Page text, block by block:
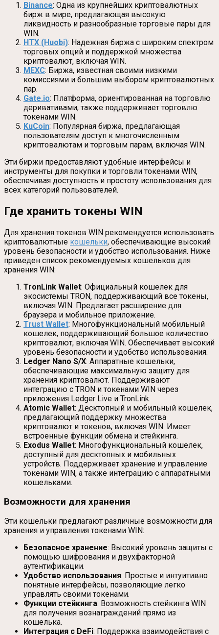
Binance: Одна из крупнейших криптовалютных
бирж в мире, предлагающая высокую
ликвидность и разнообразные торговые пары для
WIN.
HTX (Huobi): Надежная биржа с широким спектром
торговых опций и поддержкой множества
криптовалют, включая WIN.
MEXC: Биржа, известная своими низкими
комиссиями и большим выбором криптовалютных
пар.
Gate.io: Платформа, ориентированная на торговлю
деривативами, также поддерживает торговлю
токенами WIN.
KuCoin: Популярная биржа, предлагающая
пользователям доступ к многочисленным
криптовалютам и торговым парам, включая WIN.
Эти биржи предоставляют удобные интерфейсы и
инструменты для покупки и торговли токенами WIN,
обеспечивая доступность и простоту использования для
всех категорий пользователей.
Где хранить токены WIN
Для хранения токенов WIN рекомендуется использовать
криптовалютные кошельки, обеспечивающие высокий
уровень безопасности и удобство использования. Ниже
приведен список рекомендуемых кошельков для
хранения WIN:
TronLink Wallet: Официальный кошелек для
экосистемы TRON, поддерживающий все токены,
включая WIN. Предлагает расширение для
браузера и мобильное приложение.
Trust Wallet: Многофункциональный мобильный
кошелек, поддерживающий большое количество
криптовалют, включая WIN. Обеспечивает высокий
уровень безопасности и удобство использования.
Ledger Nano S/X: Аппаратные кошельки,
обеспечивающие максимальную защиту для
хранения криптовалют. Поддерживают
интеграцию с TRON и токенами WIN через
приложения Ledger Live и TronLink.
Atomic Wallet: Десктопный и мобильный кошелек,
предлагающий поддержку множества
криптовалют и токенов, включая WIN. Имеет
встроенные функции обмена и стейкинга.
Exodus Wallet: Многофункциональный кошелек,
доступный для десктопных и мобильных
устройств. Поддерживает хранение и управление
токенами WIN, а также интеграцию с аппаратными
кошельками.
Возможности для хранения
Эти кошельки предлагают различные возможности для
хранения и управления токенами WIN:
Безопасное хранение: Высокий уровень защиты с
помощью шифрования и двухфакторной
аутентификации.
Удобство использования: Простые и интуитивно
понятные интерфейсы, позволяющие легко
управлять своими токенами.
Функции стейкинга: Возможность стейкинга WIN
для получения вознаграждений прямо из
кошелька.
Интеграция с DeFi: Поддержка взаимодействия с